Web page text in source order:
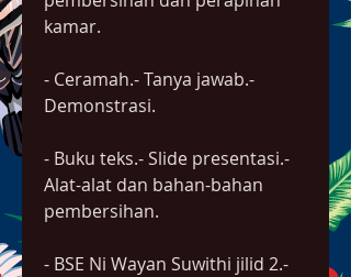
kamar.
- Ceramah.- Tanya jawab.-
Demonstrasi.
- Buku teks.- Slide presentasi.-
Alat-alat dan bahan-bahan
pembersihan.
- BSE Ni Wayan Suwithi jilid 2.-